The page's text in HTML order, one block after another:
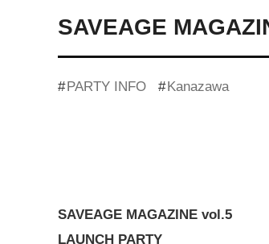
SAVEAGE
PARTY INFO Kanazawa
SAVEAGE MAGAZINE vol.5
LAUNCH PARTY